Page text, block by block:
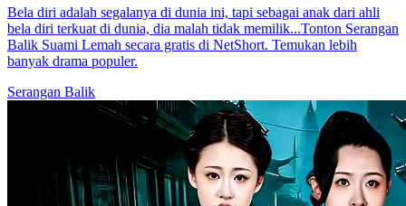
Bela diri adalah segalanya di dunia ini, tapi sebagai anak dari ahli
bela diri terkuat di dunia, dia malah tidak memilik...Tonton Serangan
Balik Suami Lemah secara gratis di NetShort. Temukan lebih
banyak drama populer.
Serangan Balik